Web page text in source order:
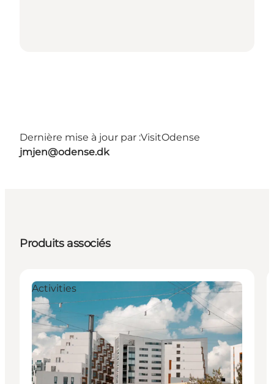
Dernière mise à jour par :VisitOdense
jmjen@odense.dk
Produits associés
Activities